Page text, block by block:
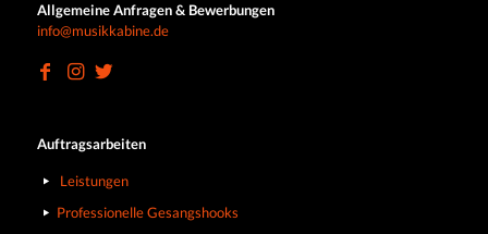
Allgemeine Anfragen & Bewerbungen
info@musikkabine.de
Auftragsarbeiten
Leistungen
Professionelle Gesangshooks